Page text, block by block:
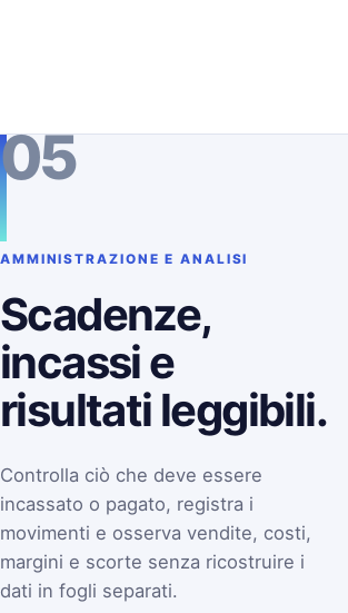
05
AMMINISTRAZIONE E ANALISI
Scadenze,
incassi e
risultati leggibili.
Controlla ciò che deve essere
incassato o pagato, registra i
movimenti e osserva vendite, costi,
margini e scorte senza ricostruire i
dati in fogli separati.